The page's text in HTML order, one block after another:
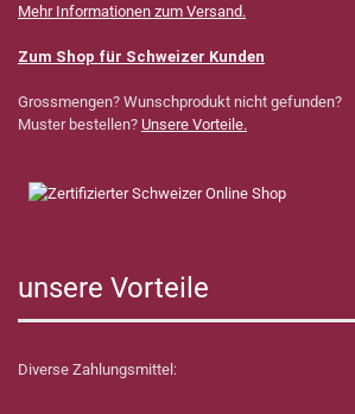
Mehr Informationen zum Versand.
Zum Shop für Schweizer Kunden
Grossmengen? Wunschprodukt nicht gefunden?
Muster bestellen? Unsere Vorteile.
unsere Vorteile
Diverse Zahlungsmittel: